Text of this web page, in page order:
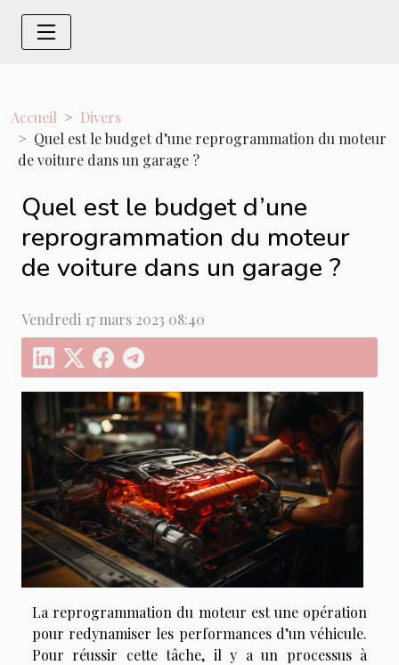
Accueil
Divers
Quel est le budget d’une reprogrammation du moteur
de voiture dans un garage ?
Quel est le budget d’une
reprogrammation du moteur
de voiture dans un garage ?
Vendredi 17 mars 2023 08:40
La reprogrammation du moteur est une opération
pour redynamiser les performances d’un véhicule.
Pour réussir cette tâche, il y a un processus à